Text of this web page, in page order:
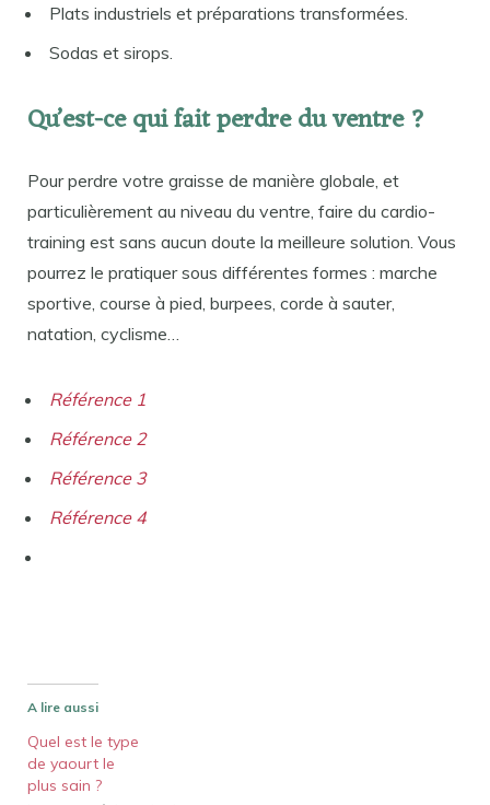
Plats industriels et préparations transformées.
Sodas et sirops.
Qu’est-ce qui fait perdre du ventre ?
Pour perdre votre graisse de manière globale, et
particulièrement au niveau du ventre, faire du cardio-
training est sans aucun doute la meilleure solution. Vous
pourrez le pratiquer sous différentes formes : marche
sportive, course à pied, burpees, corde à sauter,
natation, cyclisme…
Référence 1
Référence 2
Référence 3
Référence 4
A lire aussi
Quel est le type
de yaourt le
plus sain ?